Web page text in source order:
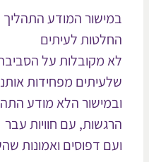
המודע התהליך מצריך
לעיתים
מקובלות על הסביבה
מפחידות אותנו
הלא מודע התהליך
עם חוויות עבר
דפוסים ואמונות שהשתרשו